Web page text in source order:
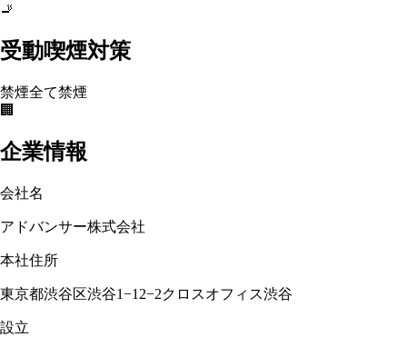
🚬
受動喫煙対策
禁煙全て禁煙
🏢
企業情報
会社名
アドバンサー株式会社
本社住所
東京都渋谷区渋谷1−12−2クロスオフィス渋谷
設立